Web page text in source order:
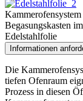
Begasungskasten
Edelstahlfolie
Informationen
Die
tiefen Ofenraum
Prozess in diesen